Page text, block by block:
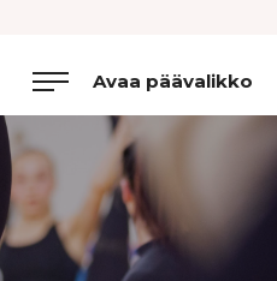
Avaa päävalikko